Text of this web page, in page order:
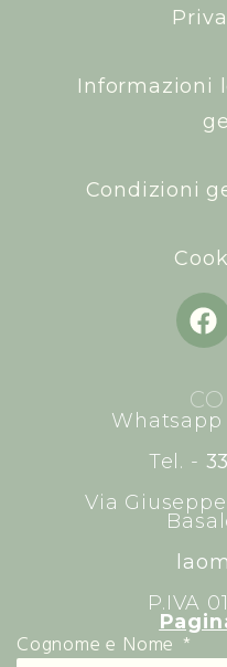
Informazioni
Condizioni
Whatsapp
Tel. -
Via
P.IVA
Cognome e Nome